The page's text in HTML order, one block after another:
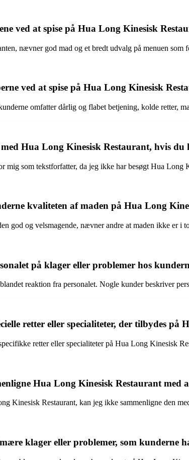
ved at spise på Hua Long Kinesisk
nævner god mad og et bredt udvalg på menuen som
ved at spise på Hua Long Kinesisk
omfatter dårlig og flabet betjening, kolde retter,
Hua Long Kinesisk Restaurant, hvis du
mig som tekstforfatter, da jeg ikke har besøgt Hua Long
kvaliteten af maden på Hua Long
god og velsmagende, nævner andre at maden ikke er i
på klager eller problemer hos
reaktion fra personalet. Nogle kunder beskriver
retter eller specialiteter, der tilbydes på
retter eller specialiteter på Hua Long Kinesisk
Hua Long Kinesisk Restaurant med
Kinesisk Restaurant, kan jeg ikke sammenligne den
klager eller problemer, som kunderne